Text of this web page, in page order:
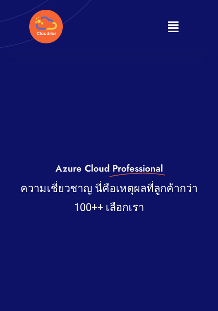
to
content
Toggle
Azure Cloud Professional
ความเชี่ยวชาญ นี่คือเหตุผลที่ลูกค้ากว่า
100++ เลือกเรา